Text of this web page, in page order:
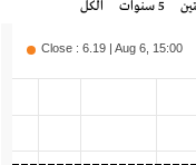
5 سنوات الكل
Close : 6.19 | Aug 6, 15:00